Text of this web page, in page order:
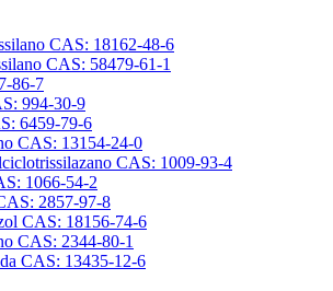
CAS: 18162-48-6
CAS: 58479-61-1
86-7
994-30-9
6459-79-6
CAS: 13154-24-0
CAS: 1009-93-4
1066-54-2
2857-97-8
CAS: 18156-74-6
CAS: 2344-80-1
CAS: 13435-12-6